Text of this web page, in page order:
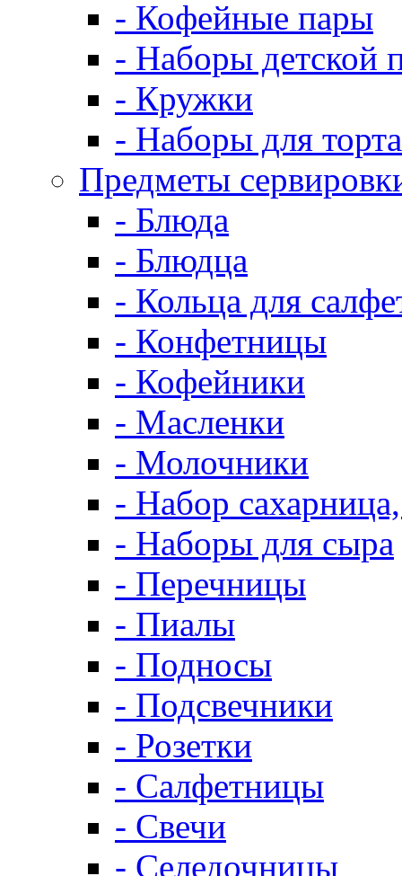
- Кофейные пары
- Наборы детской
- Кружки
- Наборы для торта
Предметы
- Блюда
- Блюдца
- Кольца для
- Конфетницы
- Кофейники
- Масленки
- Молочники
- Набор
- Наборы для сыра
- Перечницы
- Пиалы
- Подносы
- Подсвечники
- Розетки
- Салфетницы
- Свечи
- Селедочницы